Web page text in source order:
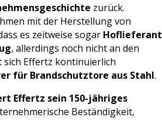
zurück.
mit der Herstellung von
es zeitweise sogar Hoflieferant
, allerdings noch nicht an den
sich Effertz kontinuierlich
für Brandschutztore aus Stahl.
Effertz sein 150-jähriges
Beständigkeit,